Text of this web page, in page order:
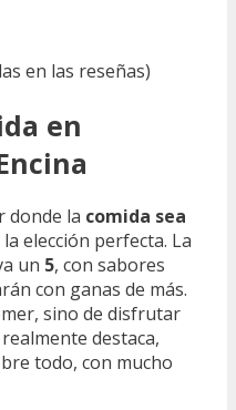
en las reseñas)
en
donde la comida sea
elección perfecta. La
un 5, con sabores
con ganas de más.
sino de disfrutar
destaca,
todo, con mucho